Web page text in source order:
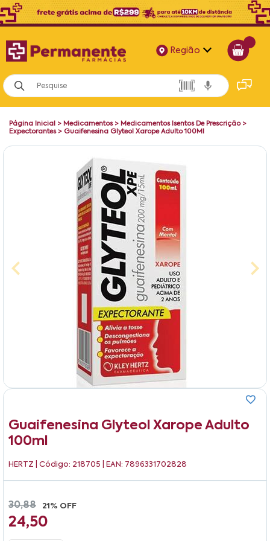
Região
Alagoas
Bahia
Paraíba
Página Inicial > Medicamentos> Medicamentos Isentos De Prescrição>
Expectorantes> Guaifenesina Glyteol Xarope Adulto 100Ml
Guaifenesina Glyteol Xarope Adulto
100ml
HERTZ | Código: 218705 | EAN: 7896331702828
30,88 21% OFF
24,50